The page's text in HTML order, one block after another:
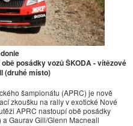
posádky vozů ŠKODA - vítězové
(druhé místo)
šampionátu (APRC) je nově
zkoušku na rally v exotické Nové
APRC nastoupí obě posádky
Gaurav Gill/Glenn Macneall